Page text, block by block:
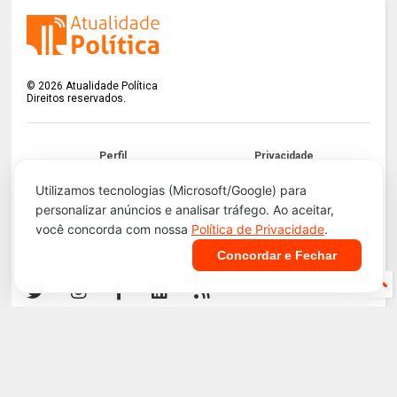
Utilizamos tecnologias (Microsoft/Google) para
personalizar anúncios e analisar tráfego. Ao aceitar,
você concorda com nossa Política de Privacidade.
Concordar e Fechar
© 2026 Atualidade Política
Direitos reservados.
Perfil Privacidade
Termos LGPD
Contato Apoie!